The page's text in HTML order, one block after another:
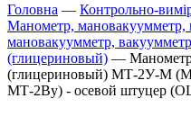
Головна — Контрольно-
Манометр, мановакуумметр,
мановакуумметр,
(глицериновый) —
(глицериновый) МТ-2У-М
МТ-2Ву) - осевой штуцер